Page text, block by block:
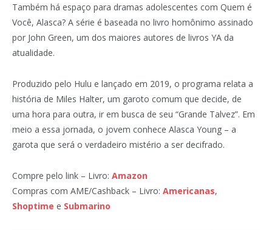
Também há espaço para dramas adolescentes com Quem é
Você, Alasca? A série é baseada no livro homônimo assinado
por John Green, um dos maiores autores de livros YA da
atualidade.
Produzido pelo Hulu e lançado em 2019, o programa relata a
história de Miles Halter, um garoto comum que decide, de
uma hora para outra, ir em busca de seu “Grande Talvez”. Em
meio a essa jornada, o jovem conhece Alasca Young – a
garota que será o verdadeiro mistério a ser decifrado.
Compre pelo link – Livro: Amazon
Compras com AME/Cashback – Livro: Americanas,
Shoptime e Submarino